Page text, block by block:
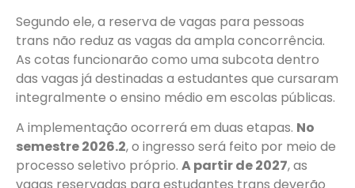
Segundo ele, a reserva de vagas para pessoas
trans não reduz as vagas da ampla concorrência.
As cotas funcionarão como uma subcota dentro
das vagas já destinadas a estudantes que cursaram
integralmente o ensino médio em escolas públicas.
A implementação ocorrerá em duas etapas. No
semestre 2026.2, o ingresso será feito por meio de
processo seletivo próprio. A partir de 2027, as